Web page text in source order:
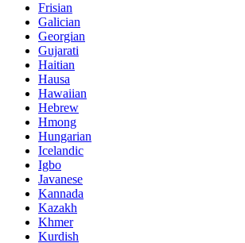
Frisian
Galician
Georgian
Gujarati
Haitian
Hausa
Hawaiian
Hebrew
Hmong
Hungarian
Icelandic
Igbo
Javanese
Kannada
Kazakh
Khmer
Kurdish